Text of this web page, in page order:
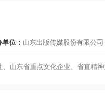
位： 山东出版传媒股份有限公司
山东省重点文化企业、省直精